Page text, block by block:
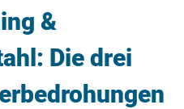
&
Die drei